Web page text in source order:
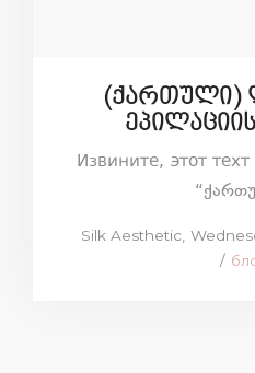
(ქართული)
Извините, этот
Silk Aesthetic Posted